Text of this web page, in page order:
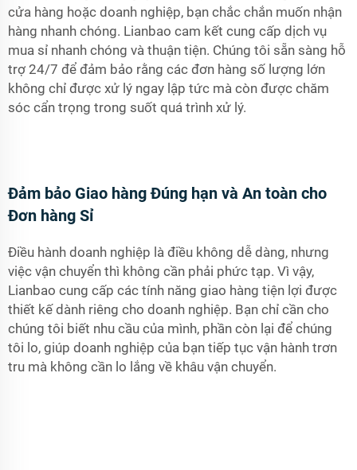
cửa hàng hoặc doanh nghiệp, bạn chắc chắn muốn nhận
hàng nhanh chóng. Lianbao cam kết cung cấp dịch vụ
mua sỉ nhanh chóng và thuận tiện. Chúng tôi sẵn sàng hỗ
trợ 24/7 để đảm bảo rằng các đơn hàng số lượng lớn
không chỉ được xử lý ngay lập tức mà còn được chăm
sóc cẩn trọng trong suốt quá trình xử lý.
Đảm bảo Giao hàng Đúng hạn và An toàn cho
Đơn hàng Sỉ
Điều hành doanh nghiệp là điều không dễ dàng, nhưng
việc vận chuyển thì không cần phải phức tạp. Vì vậy,
Lianbao cung cấp các tính năng giao hàng tiện lợi được
thiết kế dành riêng cho doanh nghiệp. Bạn chỉ cần cho
chúng tôi biết nhu cầu của mình, phần còn lại để chúng
tôi lo, giúp doanh nghiệp của bạn tiếp tục vận hành trơn
tru mà không cần lo lắng về khâu vận chuyển.